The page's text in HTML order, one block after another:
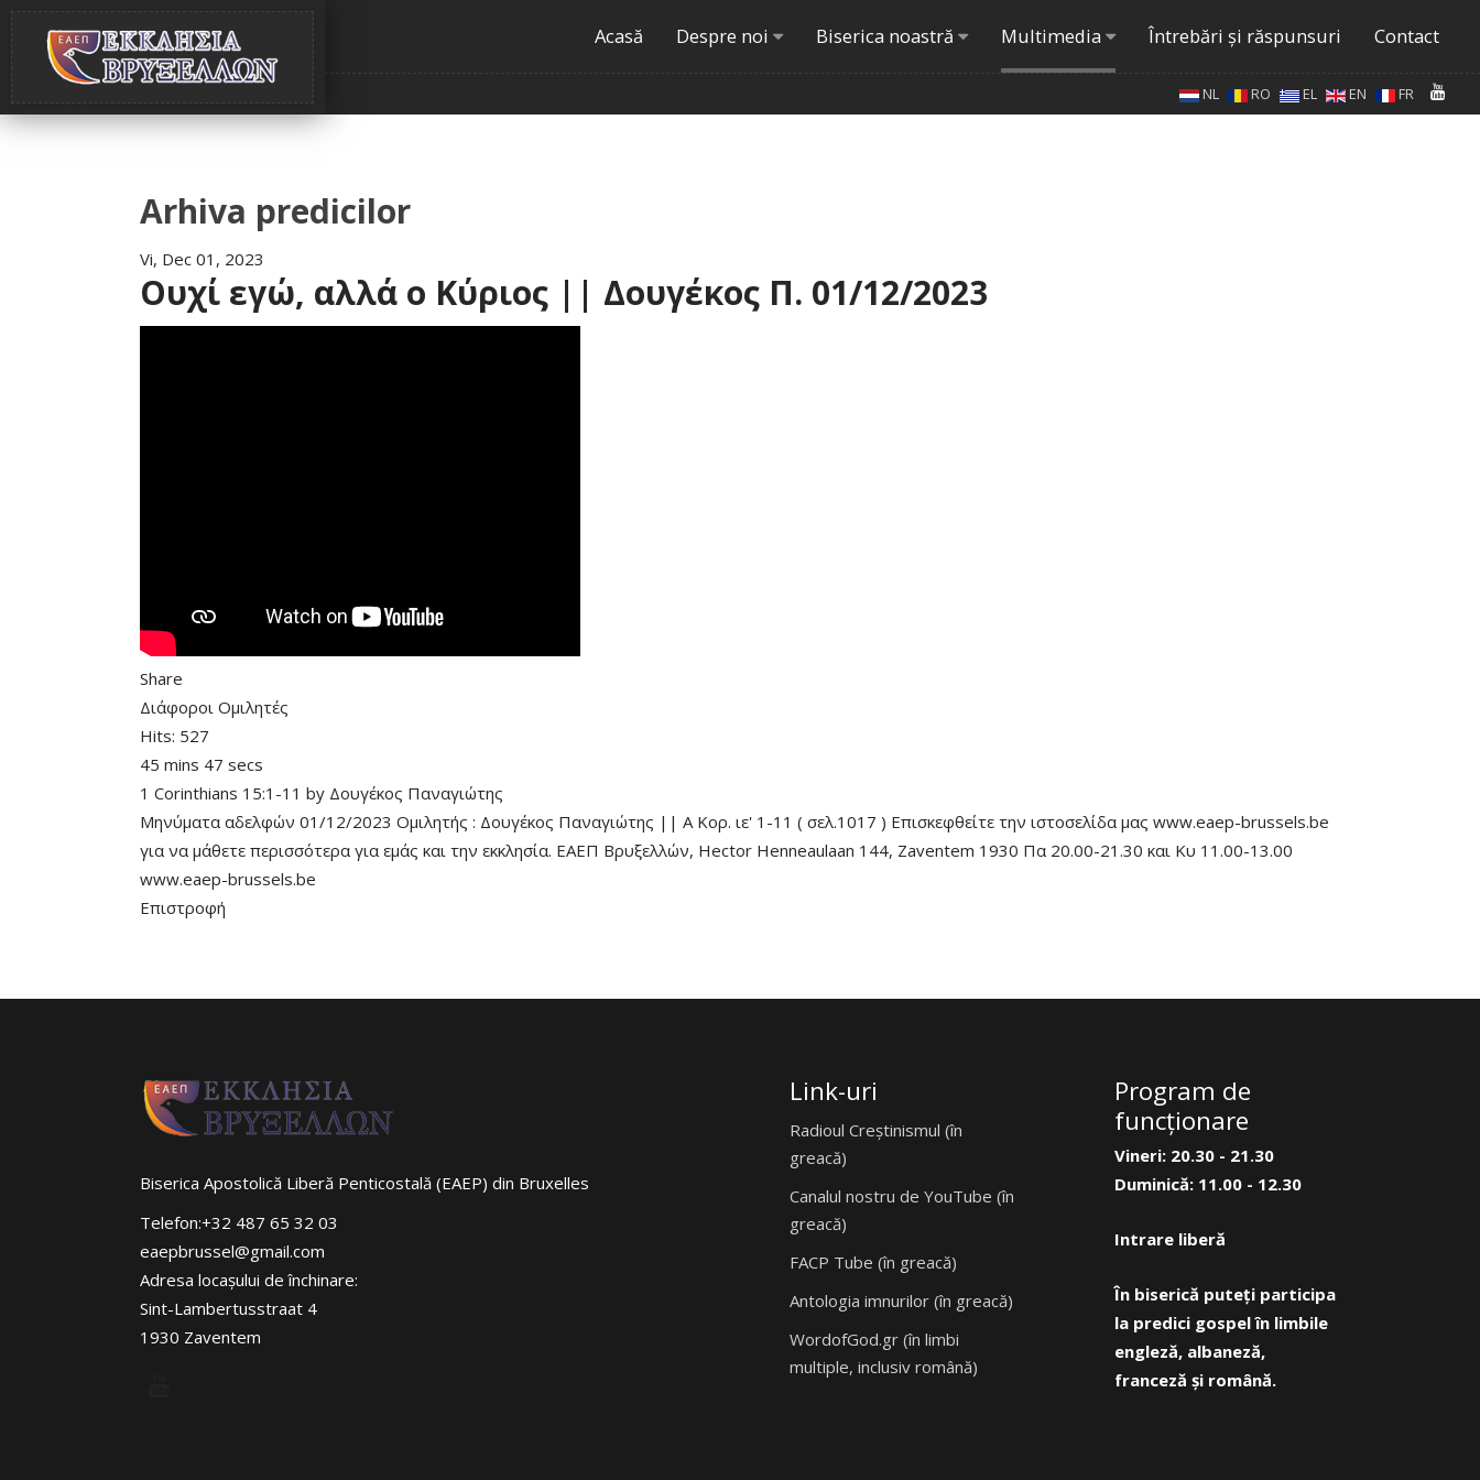
Acasă Despre noi Biserica noastră Multimedia Întrebări şi răspunsuri Contact
NL RO EL EN FR
Arhiva predicilor
Vi, Dec 01, 2023
Ουχί εγώ, αλλά ο Κύριος || Δουγέκος Π. 01/12/2023
Share
Διάφοροι Ομιλητές
Hits: 527
45 mins 47 secs
1 Corinthians 15:1-11 by Δουγέκος Παναγιώτης
Μηνύματα αδελφών 01/12/2023 Ομιλητής : Δουγέκος Παναγιώτης || Α Κορ. ιε' 1-11 ( σελ.1017 ) Επισκεφθείτε την ιστοσελίδα μας www.eaep-brussels.be
για να μάθετε περισσότερα για εμάς και την εκκλησία. ΕΑΕΠ Βρυξελλών, Hector Henneaulaan 144, Zaventem 1930 Πα 20.00-21.30 και Κυ 11.00-13.00
www.eaep-brussels.be
Επιστροφή
Biserica Apostolică Liberă Penticostală (EAEP) din Bruxelles
Telefon:+32 487 65 32 03
eaepbrussel@gmail.com
Adresa locaşului de închinare:
Sint-Lambertusstraat 4
1930 Zaventem
Link-uri
Radioul Creștinismul (în
greacă)
Canalul nostru de YouTube (în
greacă)
FACP Tube (în greacă)
Antologia imnurilor (în greacă)
WordofGod.gr (în limbi
multiple, inclusiv română)
Program de
funcţionare
Vineri: 20.30 - 21.30
Duminică: 11.00 - 12.30
Intrare liberă
În biserică puteți participa
la predici gospel în limbile
engleză, albaneză,
franceză și română.